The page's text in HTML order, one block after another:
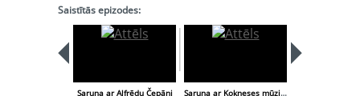
Saistītās epizodes:
Saruna ar Alfrēdu Čepāni Saruna ar Kokneses mūzikas skolas direktori Silviju Cīruli